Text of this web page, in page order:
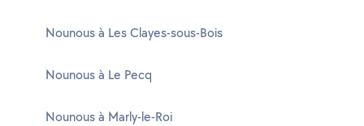
Nounous à Les Clayes-sous-Bois
Nounous à Le Pecq
Nounous à Marly-le-Roi